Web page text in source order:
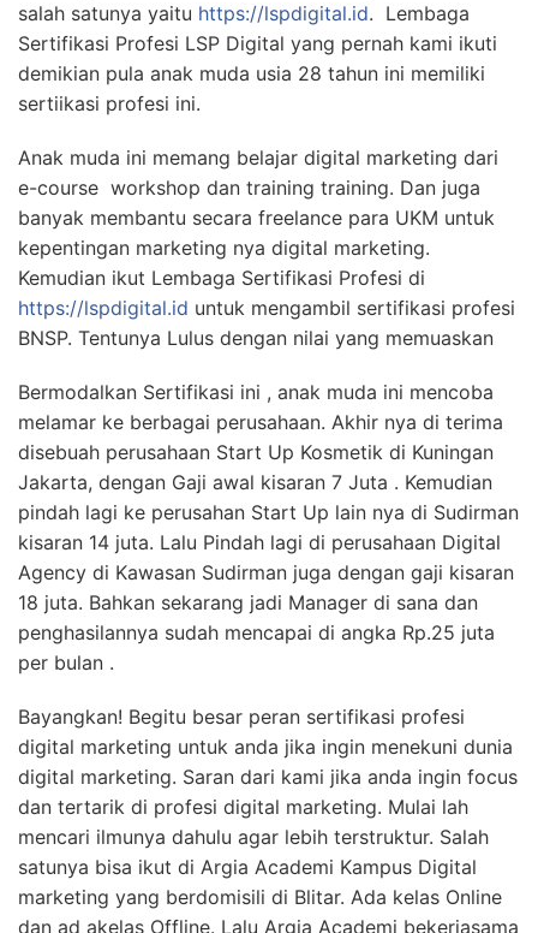
salah satunya yaitu https://lspdigital.id. Lembaga
Sertifikasi Profesi LSP Digital yang pernah kami ikuti
demikian pula anak muda usia 28 tahun ini memiliki
sertiikasi profesi ini.
Anak muda ini memang belajar digital marketing dari
e-course workshop dan training training. Dan juga
banyak membantu secara freelance para UKM untuk
kepentingan marketing nya digital marketing.
Kemudian ikut Lembaga Sertifikasi Profesi di
https://lspdigital.id untuk mengambil sertifikasi profesi
BNSP. Tentunya Lulus dengan nilai yang memuaskan
Bermodalkan Sertifikasi ini , anak muda ini mencoba
melamar ke berbagai perusahaan. Akhir nya di terima
disebuah perusahaan Start Up Kosmetik di Kuningan
Jakarta, dengan Gaji awal kisaran 7 Juta . Kemudian
pindah lagi ke perusahan Start Up lain nya di Sudirman
kisaran 14 juta. Lalu Pindah lagi di perusahaan Digital
Agency di Kawasan Sudirman juga dengan gaji kisaran
18 juta. Bahkan sekarang jadi Manager di sana dan
penghasilannya sudah mencapai di angka Rp.25 juta
per bulan .
Bayangkan! Begitu besar peran sertifikasi profesi
digital marketing untuk anda jika ingin menekuni dunia
digital marketing. Saran dari kami jika anda ingin focus
dan tertarik di profesi digital marketing. Mulai lah
mencari ilmunya dahulu agar lebih terstruktur. Salah
satunya bisa ikut di Argia Academi Kampus Digital
marketing yang berdomisili di Blitar. Ada kelas Online
dan ad akelas Offline. Lalu Argia Academi bekerjasama